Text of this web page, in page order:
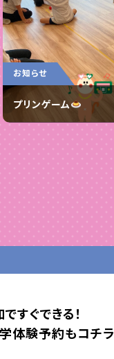
お知らせ
プリンゲーム
すぐできる！
体験予約もコチラ